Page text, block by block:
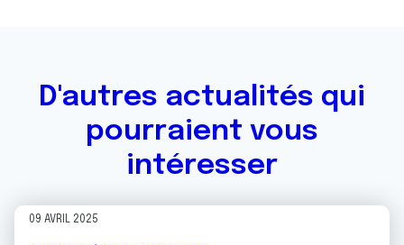
D'autres actualités qui
pourraient vous
intéresser
09 AVRIL 2025